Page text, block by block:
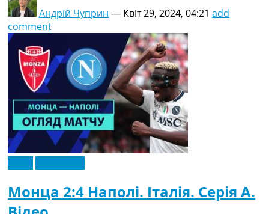
Андрій Чуприн — Квіт 29, 2024, 04:21 add
comment
Монца 2:4 Наполі. Італія. Серія A.